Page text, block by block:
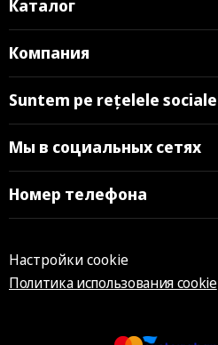
Каталог
Компания
Suntem pe rețelele sociale
Мы в социальных сетях
Номер телефона
Настройки cookie
Политика использования cookie